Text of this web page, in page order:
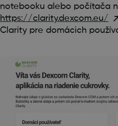
notebooku alebo počítača
https://clarity.dexcom.eu/
Clarity pre domácich